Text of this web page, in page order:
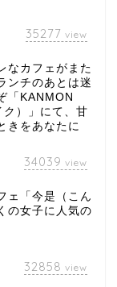
35277 view
なカフェがまた
ンチのあとは迷
「KANMON
ク）」にて、甘
きをあなたに
34039 view
ェ「今是（こん
の女子に人気の
32858 view